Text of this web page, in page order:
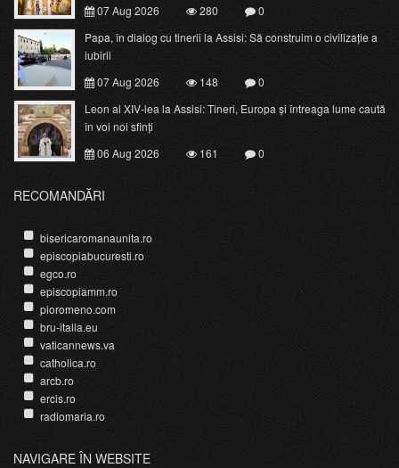
07 Aug 2026
280
0
Papa, în dialog cu tinerii la Assisi: Să construim o civilizație a
iubirii
07 Aug 2026
148
0
Leon al XIV-lea la Assisi: Tineri, Europa și întreaga lume caută
în voi noi sfinți
06 Aug 2026
161 0
RECOMANDĂRI
bisericaromanaunita.ro
episcopiabucuresti.ro
egco.ro
episcopiamm.ro
pioromeno.com
bru-italia.eu
vaticannews.va
catholica.ro
arcb.ro
ercis.ro
radiomaria.ro
NAVIGARE ÎN WEBSITE